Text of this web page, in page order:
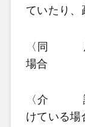
ていたり、
〈同 居
場合
〈介 護
けている場